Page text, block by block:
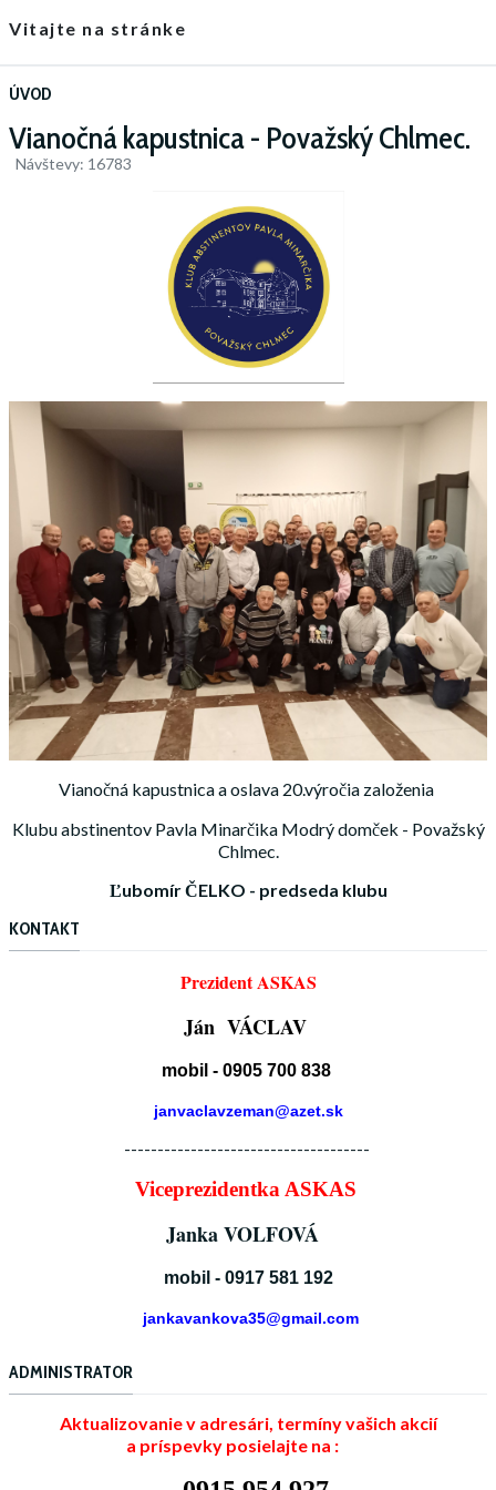
Vitajte na stránke
ÚVOD
Vianočná kapustnica - Považský Chlmec.
Návštevy: 16783
Vianočná kapustnica a oslava 20.výročia založenia
Klubu abstinentov Pavla Minarčika Modrý domček - Považský
Chlmec.
Ľubomír ČELKO - predseda klubu
KONTAKT
Prezident ASKAS
Ján VÁCLAV
mobil - 0905 700 838
janvaclavzeman@azet.sk
-------------------------------------
Viceprezidentka ASKAS
Janka VOLFOVÁ
mobil - 0917 581 192
jankavankova35@gmail.com
ADMINISTRATOR
Aktualizovanie v adresári, termíny vašich akcií
a príspevky posielajte na :